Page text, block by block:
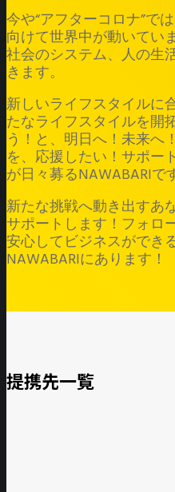
今や“アフターコロナ”で
向けて世界中が動いてい
社会のシステム、人の生
きます。
新しいライフスタイルに
たなライフスタイルを開
う！と、明日へ！未来へ
を、応援したい！サポー
が日々募るNAWABARIで
新たな挑戦へ動き出すあ
サポートします！フォロ
安心してビジネスができ
NAWABARIにあります！
提携先一覧